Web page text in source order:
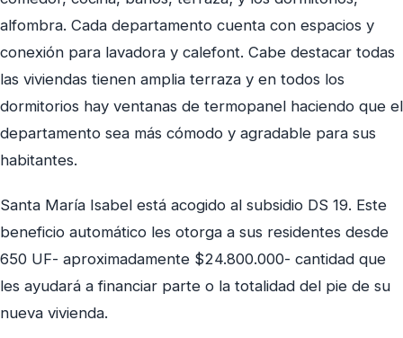
alfombra. Cada departamento cuenta con espacios y
conexión para lavadora y calefont. Cabe destacar todas
las viviendas tienen amplia terraza y en todos los
dormitorios hay ventanas de termopanel haciendo que el
departamento sea más cómodo y agradable para sus
habitantes.
Santa María Isabel está acogido al subsidio DS 19. Este
beneficio automático les otorga a sus residentes desde
650 UF- aproximadamente $24.800.000- cantidad que
les ayudará a financiar parte o la totalidad del pie de su
nueva vivienda.